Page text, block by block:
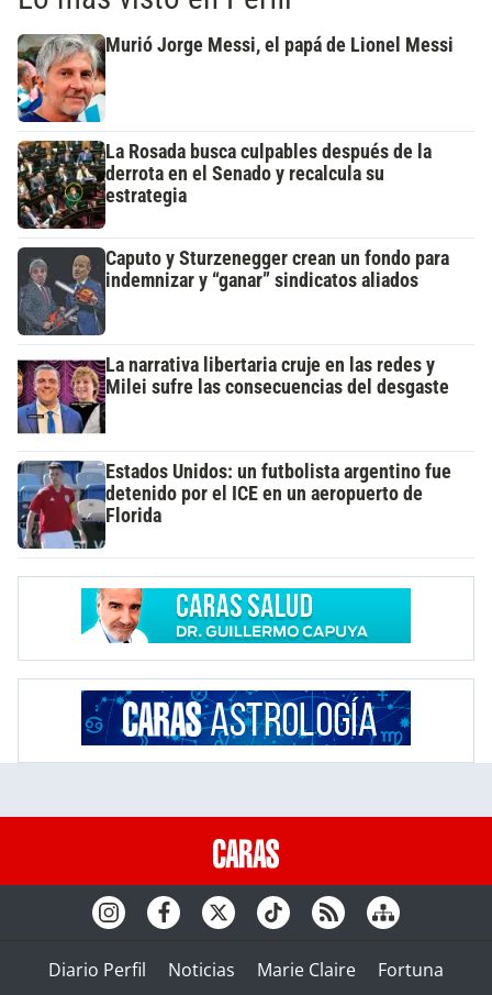
Murió Jorge Messi, el papá de Lionel Messi
La Rosada busca culpables después de la
derrota en el Senado y recalcula su
estrategia
Caputo y Sturzenegger crean un fondo para
indemnizar y “ganar” sindicatos aliados
La narrativa libertaria cruje en las redes y
Milei sufre las consecuencias del desgaste
Estados Unidos: un futbolista argentino fue
detenido por el ICE en un aeropuerto de
Florida
Diario Perfil Noticias Marie Claire
Fortuna